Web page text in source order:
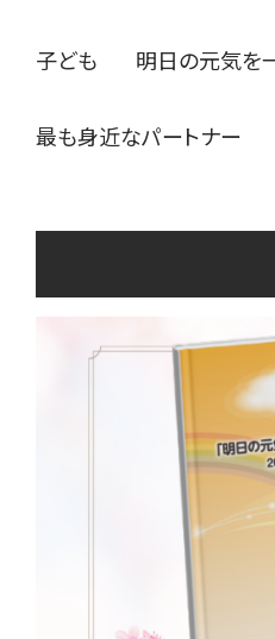
子ども 明日の元気を
最も身近なパートナー